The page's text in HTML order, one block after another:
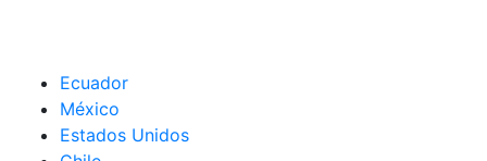
Ecuador
México
Estados Unidos